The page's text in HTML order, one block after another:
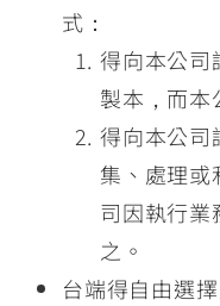
式：
得向本公司
製本，而本
得向本公司
集、處理或
司因執行業
之。
台端得自由選